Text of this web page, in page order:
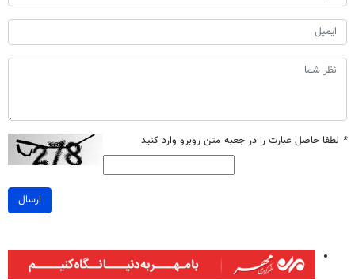
* لطفا حاصل عبارت را در جعبه متن روبرو وارد کنید
ارسال